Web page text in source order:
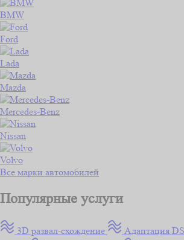
BMW
Ford
Lada
Mazda
Mercedes-Benz
Nissan
Volvo
Все марки автомобилей
Популярные услуги
3D развал-схождение Адаптация